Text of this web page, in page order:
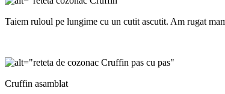
Taiem ruloul pe lungime cu un cutit ascutit. Am rugat
Cruffin asamblat